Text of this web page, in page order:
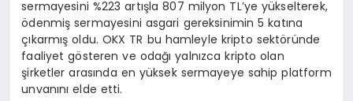
sermayesini %223 artışla 807 milyon TL’ye yükselterek,
ödenmiş sermayesini asgari gereksinimin 5 katına
çıkarmış oldu. OKX TR bu hamleyle kripto sektöründe
faaliyet gösteren ve odağı yalnızca kripto olan
şirketler arasında en yüksek sermayeye sahip platform
unvanını elde etti.